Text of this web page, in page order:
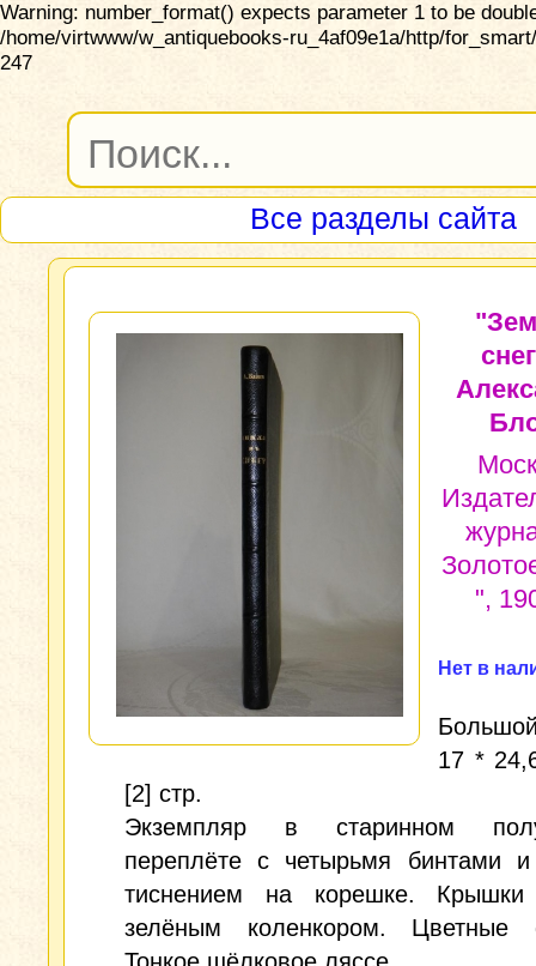
Warning: number_format() expects parameter 1 to be
/home/virtwww/w_antiquebooks-ru_4af09e1a/http/
247
Все разделы сайта
",
Нет в
17 *
[2] стр.
Экземпляр в старинном
переплёте с четырьмя бинтами
тиснением на корешке. Крышки
зелёным коленкором. Цветные